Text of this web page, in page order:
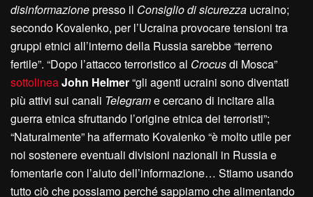
disinformazionepresso il Consiglio di sicurezza ucraino;
secondo Kovalenko, per l’Ucraina provocare tensioni tra
gruppi etnici all’interno della Russia sarebbe “terreno
fertile”. “Dopo l’attacco terroristico al Crocusdi Mosca”
sottolineaJohn Helmer“gli agenti ucraini sono diventati
più attivi sui canali Telegrame cercano di incitare alla
guerra etnica sfruttando l’origine etnica dei terroristi”;
“Naturalmente” ha affermato Kovalenko “è molto utile per
noi sostenere eventuali divisioni nazionali in Russia e
fomentarle con l’aiuto dell’informazione… Stiamo usando
tutto ciò che possiamo perché sappiamo che alimentando